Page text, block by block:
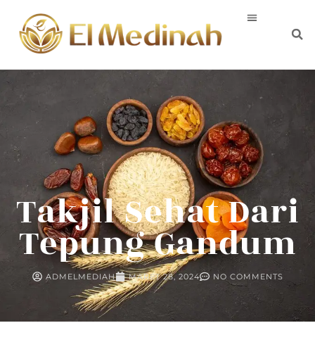
Takjil Sehat Dari
Tepung Gandum
ADMELMEDIAH MARET 28, 2024 NO COMMENTS